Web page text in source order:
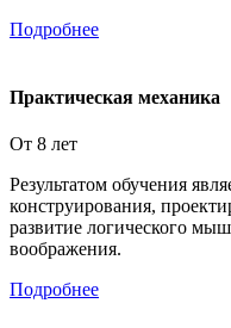
Подробнее
Практическая механика
От 8 лет
Результатом обучения
конструирования,
развитие логического
воображения.
Подробнее